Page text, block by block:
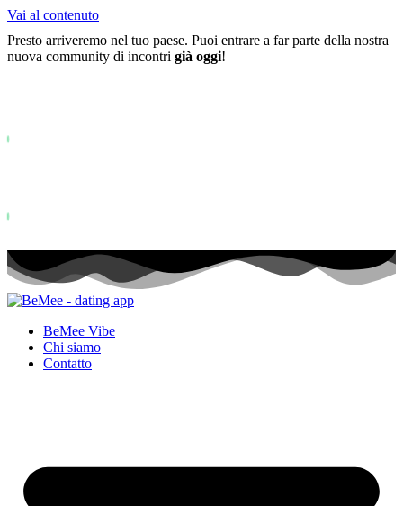
Vai al contenuto
Presto arriveremo nel tuo paese. Puoi entrare a far parte della nostra
nuova community di incontri già oggi!
https://developers.google.com/analytics/devguides/reporting/data/v1/
BeMee Vibe
Chi siamo
Contatto